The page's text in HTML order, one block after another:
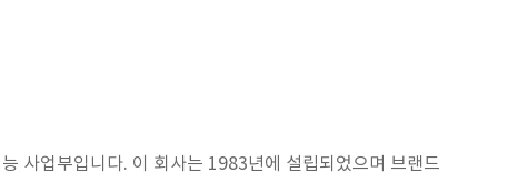
업부입니다. 이 회사는 1983년에 설립되었으며 브랜드